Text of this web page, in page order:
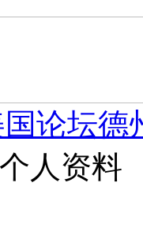
国论坛德
个人资料